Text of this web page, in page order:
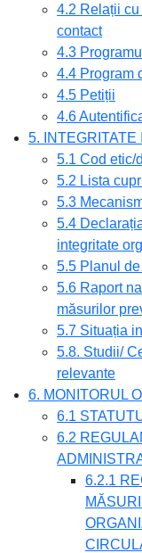
4.2 Relații
contact
4.3
4.4 Program
4.5 Petiții
4.6
5.
5.1 Cod etic/
5.2 Lista
5.3
5.4
integritate
5.5 Planul
5.6 Raport
măsurilor
5.7 Situația
5.8. Studii/
relevante
6. MONITORUL
6.1
6.2
6.2.1